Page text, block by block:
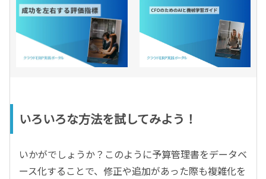
いろいろな方法を試してみよう！
いかがでしょうか？このように予算管理書をデータベ
ース化することで、修正や追加があった際も複雑化を